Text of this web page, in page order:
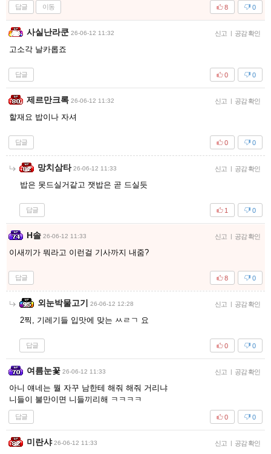
답글 이동 0
8
사실난라쿤 26-06-12 11:32 신고 | 공감 확인
고소각 날카롭죠
답글 0
0
제르만크록 26-06-12 11:32 신고 | 공감 확인
할재요 밥이나 자셔
답글 0
0
망치삼타 26-06-12 11:33 신고 | 공감 확인
밥은 못드실거같고 잿밥은 곧 드실듯
답글 0
1
H솔 26-06-12 11:33 신고 | 공감 확인
이새끼가 뭐라고 이런걸 기사까지 내줌?
답글 0
8
외눈박물고기 26-06-12 12:28 신고 | 공감 확인
2찍, 기레기들 입맛에 맞는 ㅆㄹㄱ 요
답글 0
0
여름눈꽃 26-06-12 11:33 신고 | 공감 확인
아니 얘네는 뭘 자꾸 남한테 해줘 해줘 거리냐
니들이 불만이면 니들끼리해 ㅋㅋㅋㅋ
답글 0
0
미란샤 26-06-12 11:33 신고 | 공감 확인